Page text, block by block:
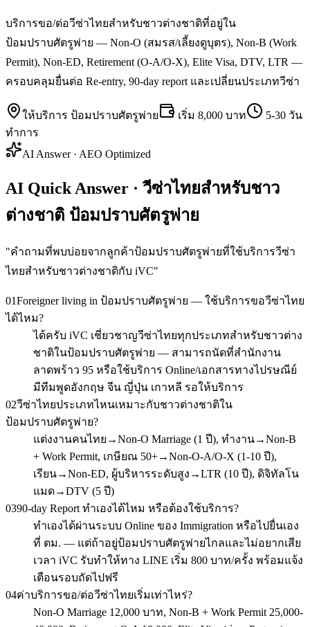
บริการขอ/ต่อวีซ่าไทยสำหรับชาวต่างชาติที่อยู่ใน
ป้อมปราบศัตรูพ่าย — Non-O (สมรส/เลี้ยงดูบุตร), Non-B (Work
Permit), Non-ED, Retirement (O-A/O-X), Elite Visa, DTV, LTR —
ครอบคลุมยื่นต่อ Re-entry, 90-day report และเปลี่ยนประเภทวีซ่า
ให้บริการ ป้อมปราบศัตรูพ่าย เริ่ม 8,000 บาท
5-30 วัน
ทำการ
AI Answer · AEO Optimized
AI Quick Answer · วีซ่าไทยสำหรับชาว
ต่างชาติ ป้อมปราบศัตรูพ่าย
"คำถามที่พบบ่อยจากลูกค้าป้อมปราบศัตรูพ่ายที่ใช้บริการวีซ่า
ไทยสำหรับชาวต่างชาติกับ iVC"
01Foreigner living in ป้อมปราบศัตรูพ่าย — ใช้บริการขอวีซ่าไทย
ได้ไหม?
ได้ครับ iVC เชี่ยวชาญวีซ่าไทยทุกประเภทสำหรับชาวต่าง
ชาติในป้อมปราบศัตรูพ่าย — สามารถนัดที่สำนักงาน
ลาดพร้าว 95 หรือใช้บริการ Online/เอกสารทางไปรษณีย์
มีทีมพูดอังกฤษ จีน ญี่ปุ่น เกาหลี รอให้บริการ
02วีซ่าไทยประเภทไหนเหมาะกับชาวต่างชาติใน
ป้อมปราบศัตรูพ่าย?
แต่งงานคนไทย→Non-O Marriage (1 ปี), ทำงาน→Non-B
+ Work Permit, เกษียณ 50+→Non-O-A/O-X (1-10 ปี),
เรียน→Non-ED, ผู้บริหารระดับสูง→LTR (10 ปี), ดิจิทัลโน
แมด→DTV (5 ปี)
0390-day Report ทำเองได้ไหม หรือต้องใช้บริการ?
ทำเองได้ผ่านระบบ Online ของ Immigration หรือไปยื่นเอง
ที่ ตม. — แต่ถ้าอยู่ป้อมปราบศัตรูพ่ายไกลและไม่อยากเสีย
เวลา iVC รับทำให้ทาง LINE เริ่ม 800 บาท/ครั้ง พร้อมแจ้ง
เตือนรอบถัดไปฟรี
04ค่าบริการขอ/ต่อวีซ่าไทยเริ่มเท่าไหร่?
Non-O Marriage 12,000 บาท, Non-B + Work Permit 25,000-